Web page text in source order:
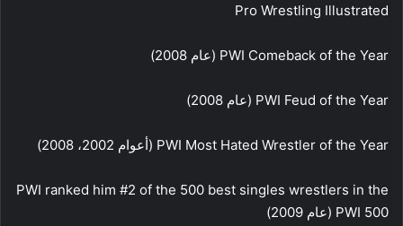
Pro Wrestling Illustrated
PWI Comeback of the Year (عام 2008)
PWI Feud of the Year (عام 2008)
PWI Most Hated Wrestler of the Year (أعوام 2002، 2008)
PWI ranked him #2 of the 500 best singles wrestlers in the
PWI 500 (عام 2009)